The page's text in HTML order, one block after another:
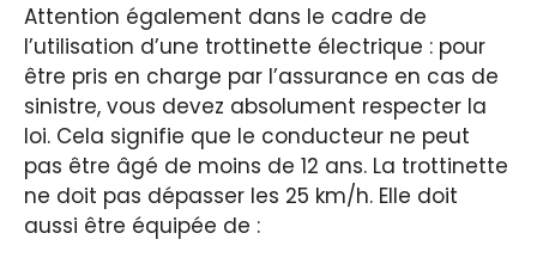
Attention également dans le cadre de
l’utilisation d’une trottinette électrique : pour
être pris en charge par l’assurance en cas de
sinistre, vous devez absolument respecter la
loi. Cela signifie que le conducteur ne peut
pas être âgé de moins de 12 ans. La trottinette
ne doit pas dépasser les 25 km/h. Elle doit
aussi être équipée de :